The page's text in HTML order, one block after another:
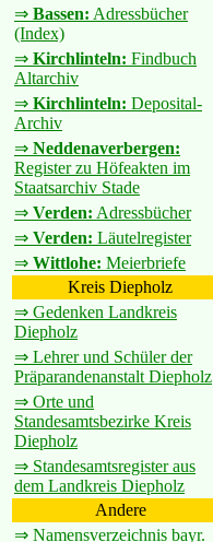
⇒ Bassen: Adressbücher
(Index)
⇒ Kirchlinteln: Findbuch
Altarchiv
⇒ Kirchlinteln: Deposital-
Archiv
⇒ Neddenaverbergen:
Register zu Höfeakten im
Staatsarchiv Stade
⇒ Verden: Adressbücher
⇒ Verden: Läutelregister
⇒ Wittlohe: Meierbriefe
Kreis Diepholz
⇒ Gedenken Landkreis
Diepholz
⇒ Lehrer und Schüler der
Präparandenanstalt Diepholz
⇒ Orte und
Standesamtsbezirke Kreis
Diepholz
⇒ Standesamtsregister aus
dem Landkreis Diepholz
Andere
⇒ Namensverzeichnis bayr.